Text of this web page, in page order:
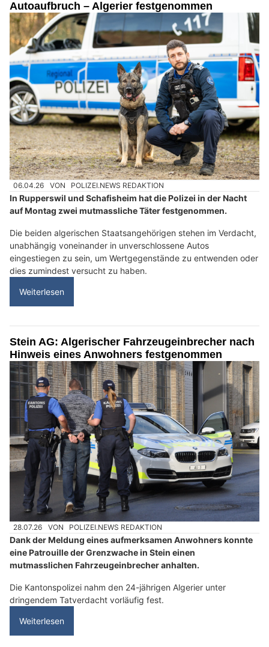
Autoaufbruch – Algerier festgenommen
06.04.26 VON POLIZEI.NEWS REDAKTION
In Rupperswil und Schafisheim hat die Polizei in der Nacht
auf Montag zwei mutmassliche Täter festgenommen.
Die beiden algerischen Staatsangehörigen stehen im Verdacht,
unabhängig voneinander in unverschlossene Autos
eingestiegen zu sein, um Wertgegenstände zu entwenden oder
dies zumindest versucht zu haben.
Weiterlesen
Stein AG: Algerischer Fahrzeugeinbrecher nach
Hinweis eines Anwohners festgenommen
28.07.26 VON POLIZEI.NEWS REDAKTION
Dank der Meldung eines aufmerksamen Anwohners konnte
eine Patrouille der Grenzwache in Stein einen
mutmasslichen Fahrzeugeinbrecher anhalten.
Die Kantonspolizei nahm den 24-jährigen Algerier unter
dringendem Tatverdacht vorläufig fest.
Weiterlesen